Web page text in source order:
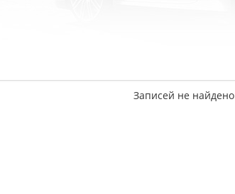
Записей не найдено